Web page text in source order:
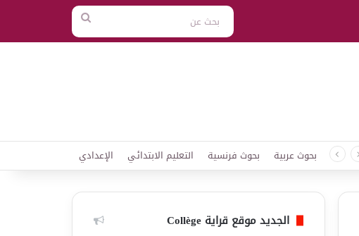
بحث
عن
بحوث عربية بحوث فرنسية التعليم الابتدائي الإعدادي
الجديد موقع قراية Collège